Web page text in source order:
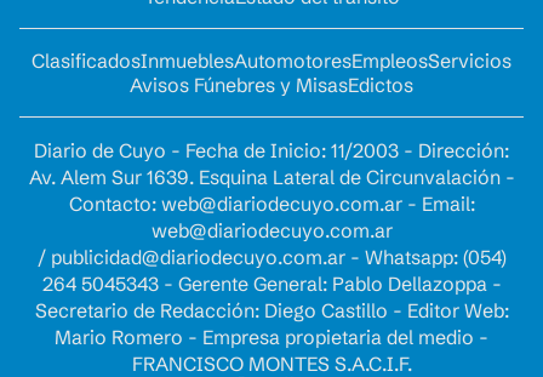
ClasificadosInmueblesAutomotoresEmpleosServicios
Avisos Fúnebres y MisasEdictos
Diario de Cuyo - Fecha de Inicio: 11/2003 - Dirección:
Av. Alem Sur 1639. Esquina Lateral de Circunvalación -
Contacto: web@diariodecuyo.com.ar- Email:
web@diariodecuyo.com.ar
/ publicidad@diariodecuyo.com.ar- Whatsapp: (054)
264 5045343 - Gerente General: Pablo Dellazoppa -
Secretario de Redacción: Diego Castillo - Editor Web:
Mario Romero - Empresa propietaria del medio -
FRANCISCO MONTES S.A.C.I.F.